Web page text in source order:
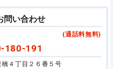
問い合わせ
(通話料無料)
180-191
４丁目２６番５号